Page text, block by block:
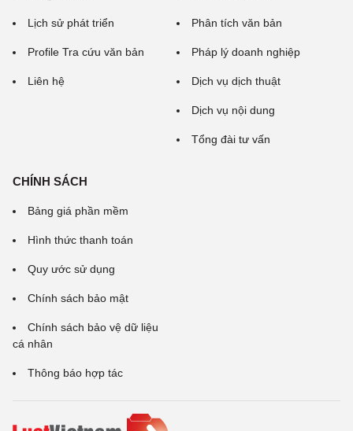
Lịch sử phát triển
Profile Tra cứu văn bản
Liên hệ
Phân tích văn bản
Pháp lý doanh nghiệp
Dịch vụ dịch thuật
Dịch vụ nội dung
Tổng đài tư vấn
CHÍNH SÁCH
Bảng giá phần mềm
Hình thức thanh toán
Quy ước sử dụng
Chính sách bảo mật
Chính sách bảo vệ dữ liệu
cá nhân
Thông báo hợp tác